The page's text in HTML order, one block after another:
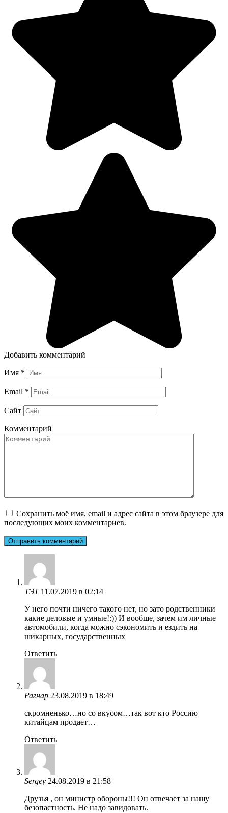
Добавить комментарий
Имя *
Email *
Сайт
Комментарий
Сохранить моё имя, email и адрес сайта в этом браузере для
последующих моих комментариев.
ТЭТ 11.07.2019 в 02:14
У него почти ничего такого нет, но зато родственники
какие деловые и умные!:)) И вообще, зачем им личные
автомобили, когда можно сэкономить и ездить на
шикарных, государственных
Ответить
Рагнар 23.08.2019 в 18:49
скромненько…но со вкусом…так вот кто Россию
китайцам продает…
Ответить
Sergey 24.08.2019 в 21:58
Друзья , он министр обороны!!! Он отвечает за нашу
безопастность. Не надо завидовать.